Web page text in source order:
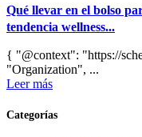
Qué llevar en el bolso
tendencia wellness...
{ "@context": "https://
"Organization", ...
Leer más
Categorías